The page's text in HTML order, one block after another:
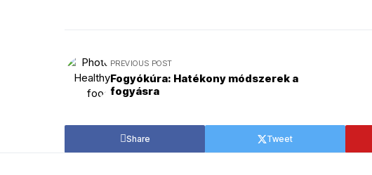
PREVIOUS POST
Fogyókúra: Hatékony módszerek a
fogyásra
Share Tweet